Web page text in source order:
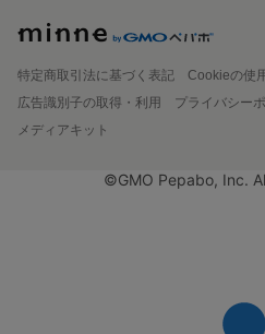
特定商取引法に基づく表記
Cookieの使
広告識別子の取得・利用
プライバシー
メディアキット
©GMO Pepabo, Inc.